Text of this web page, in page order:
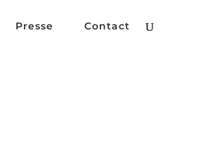
Presse Contact